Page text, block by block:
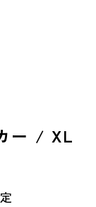
ー / XL